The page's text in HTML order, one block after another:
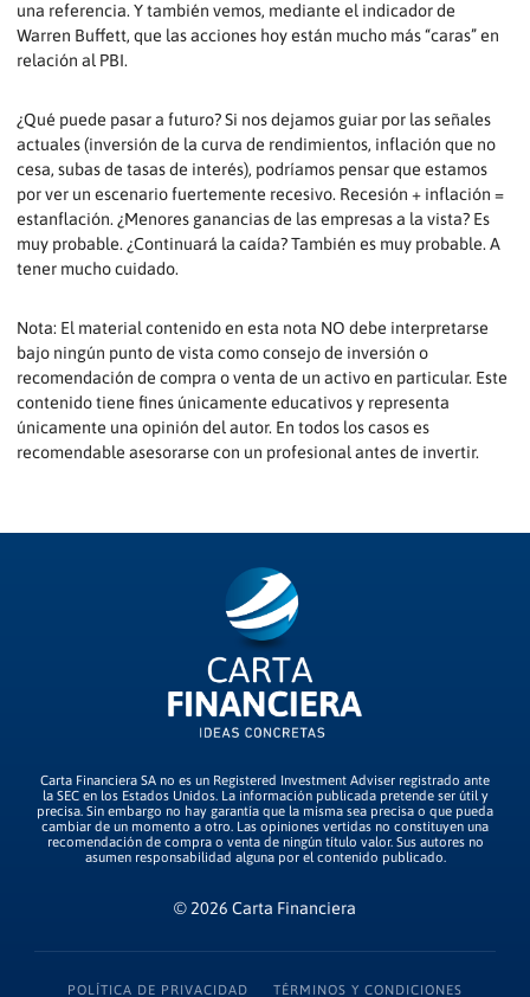
una referencia. Y también vemos, mediante el indicador de
Warren Buffett, que las acciones hoy están mucho más “caras” en
relación al PBI.
¿Qué puede pasar a futuro? Si nos dejamos guiar por las señales
actuales (inversión de la curva de rendimientos, inflación que no
cesa, subas de tasas de interés), podríamos pensar que estamos
por ver un escenario fuertemente recesivo. Recesión + inflación =
estanflación. ¿Menores ganancias de las empresas a la vista? Es
muy probable. ¿Continuará la caída? También es muy probable. A
tener mucho cuidado.
Nota: El material contenido en esta nota NO debe interpretarse
bajo ningún punto de vista como consejo de inversión o
recomendación de compra o venta de un activo en particular. Este
contenido tiene fines únicamente educativos y representa
únicamente una opinión del autor. En todos los casos es
recomendable asesorarse con un profesional antes de invertir.
Carta Financiera SA no es un Registered Investment Adviser registrado ante
la SEC en los Estados Unidos. La información publicada pretende ser útil y
precisa. Sin embargo no hay garantía que la misma sea precisa o que pueda
cambiar de un momento a otro. Las opiniones vertidas no constituyen una
recomendación de compra o venta de ningún título valor. Sus autores no
asumen responsabilidad alguna por el contenido publicado.
© 2026 Carta Financiera
POLÍTICA DE PRIVACIDAD TÉRMINOS Y CONDICIONES